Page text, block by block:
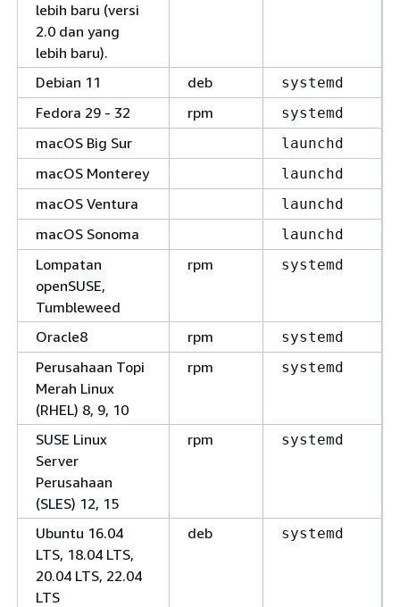
lebih baru (versi
2.0 dan yang
lebih baru).
Debian 11 deb systemd
Fedora 29 - 32 rpm systemd
macOS Big Sur launchd
macOS Monterey launchd
macOS Ventura launchd
macOS Sonoma launchd
Lompatan
openSUSE,
Tumbleweed
rpm systemd
Oracle8 rpm systemd
Perusahaan Topi
Merah Linux
(RHEL) 8, 9, 10
rpm systemd
SUSE Linux
Server
Perusahaan
(SLES) 12, 15
rpm systemd
Ubuntu 16.04
LTS, 18.04 LTS,
20.04 LTS, 22.04
LTS
deb systemd